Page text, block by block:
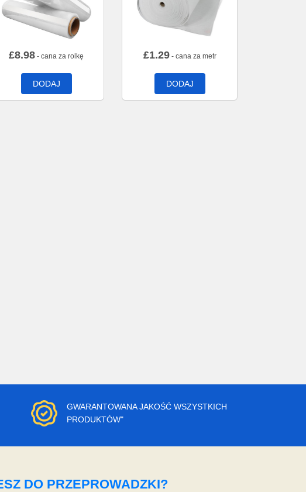
£8.98 - cana za rolkę
DODAJ
£1.29- cana za metr
DODAJ
GWARANTOWANA JAKOŚĆ WSZYSTKICH
PRODUKTÓW"
DO PRZEPROWADZKI?